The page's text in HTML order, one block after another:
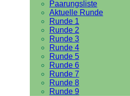
Paarungsliste
Aktuelle Runde
Runde 1
Runde 2
Runde 3
Runde 4
Runde 5
Runde 6
Runde 7
Runde 8
Runde 9